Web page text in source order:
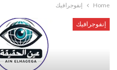
Home إنفوجرافيك
إنفوجرافيك